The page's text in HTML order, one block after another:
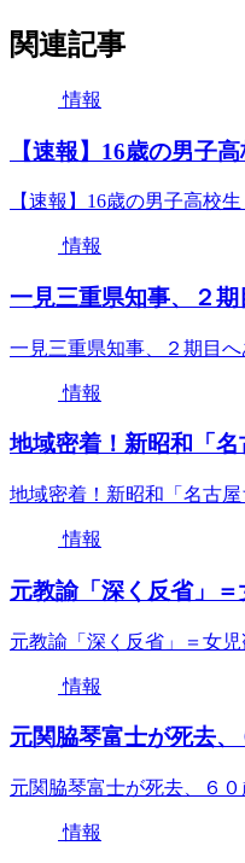
関連記事
情報
【速報】16歳の男子
【速報】16歳の男子高校
情報
一見三重県知事、２
一見三重県知事、２期目
情報
地域密着！新昭和「
地域密着！新昭和「名古
情報
元教諭「深く反省」
元教諭「深く反省」＝女
情報
元関脇琴富士が死去
元関脇琴富士が死去、６
情報